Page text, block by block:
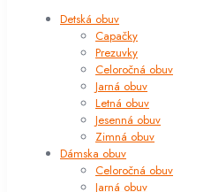
Detská obuv
Capačky
Prezuvky
Celoročná obuv
Jarná obuv
Letná obuv
Jesenná obuv
Zimná obuv
Dámska obuv
Celoročná obuv
Jarná obuv